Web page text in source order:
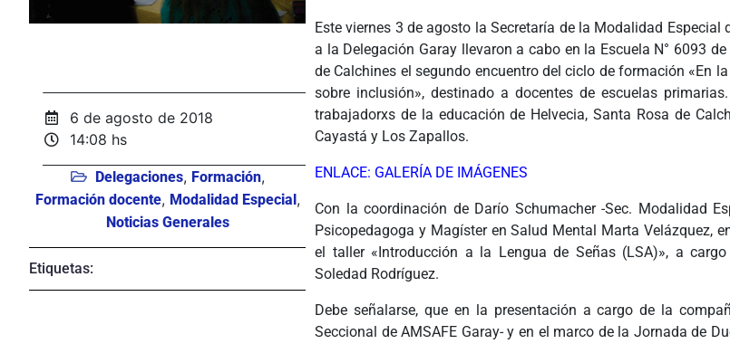
6 de agosto de 2018
14:08 hs
Delegaciones, Formación,
Formación docente, Modalidad Especial,
Noticias Generales
Etiquetas:
Este viernes 3 de agosto la Secretaría de la Modalidad Especial
a la Delegación Garay llevaron a cabo en la Escuela N° 6093
de Calchines el segundo encuentro del ciclo de formación «En
sobre inclusión», destinado a docentes de escuelas
trabajadorxs de la educación de Helvecia, Santa Rosa de
Cayastá y Los Zapallos.
ENLACE: GALERÍA DE IMÁGENES
Con la coordinación de Darío Schumacher -Sec. Modalidad
Psicopedagoga y Magíster en Salud Mental Marta Velázquez,
el taller «Introducción a la Lengua de Señas (LSA)», a
Soledad Rodríguez.
Debe señalarse, que en la presentación a cargo de la
Seccional de AMSAFE Garay- y en el marco de la Jornada de